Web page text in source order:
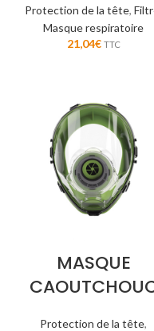
Protection de la tête,
Masque respiratoire
21,04€ TTC
MASQUE
Protection de la tête,